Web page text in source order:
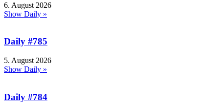
6. August 2026
Show Daily »
Daily #785
5. August 2026
Show Daily »
Daily #784